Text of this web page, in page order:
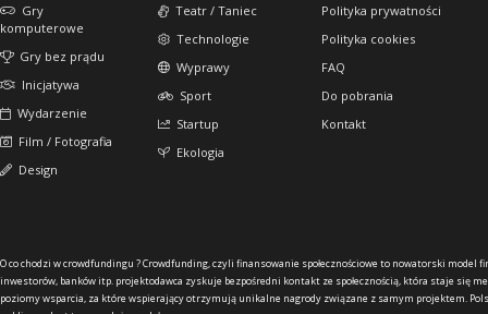
Gry
komputerowe
Gry bez prądu
Inicjatywa
Wydarzenie
Film / Fotografia
Design
Teatr / Taniec
Technologie
Wyprawy
Sport
Startup
Ekologia
Polityka prywatności
Polityka cookies
FAQ
Do pobrania
Kontakt
O co chodzi w crowdfundingu ?Crowdfunding, czyli finansowanie społecznościowe to nowatorski model
inwestorów, banków itp. projektodawca zyskuje bezpośredni kontakt ze społecznością, która staje się
poziomy wsparcia, za które wspierający otrzymują unikalne nagrody związane z samym projektem.